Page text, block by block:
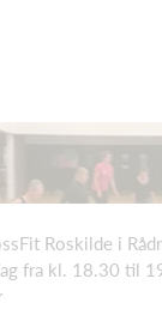
Roskilde i
fra kl. 18.30 til